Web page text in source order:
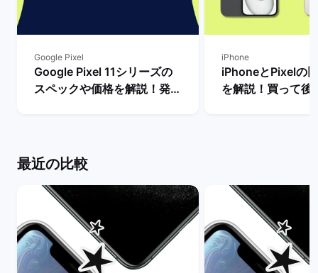
Google Pixel
Google Pixel 11シリーズの
スペックや価格を解説！発売
iPhone
iPhoneとPixelの
を解説！買って後
最近の比較